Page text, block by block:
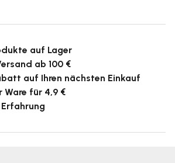
auf Lager
ab 100 €
auf Ihren nächsten Einkauf
Ware für 4,9 €
Erfahrung